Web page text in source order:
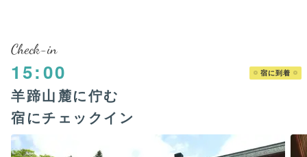
Check-in
15:00 宿に到着
羊蹄山麓に佇む
宿にチェックイン